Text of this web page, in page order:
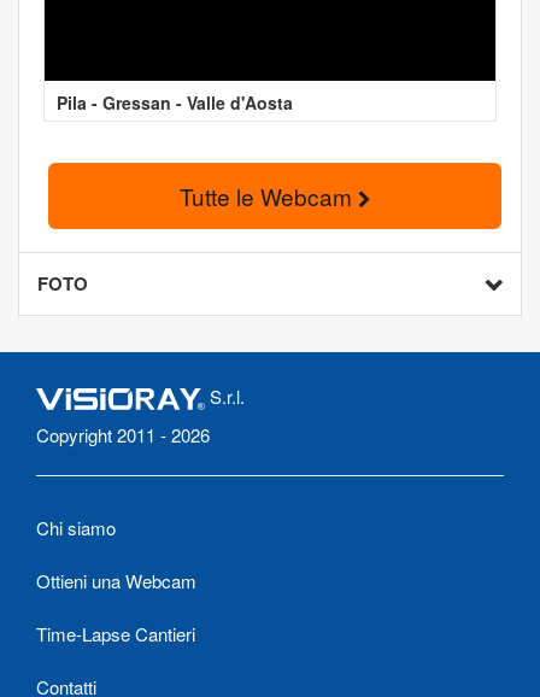
Pila - Gressan - Valle d'Aosta
Tutte le Webcam
FOTO
S.r.l.
Copyright 2011 - 2026
Chi siamo
Ottieni una Webcam
Time-Lapse Cantieri
Contatti